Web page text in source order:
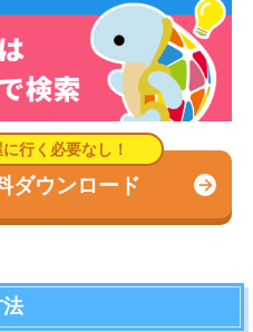
ダウンロード